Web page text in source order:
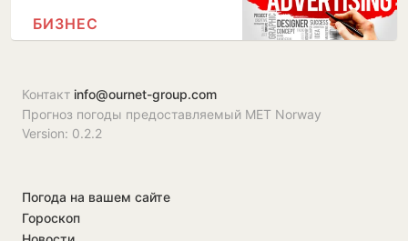
БИЗНЕС
Контакт info@ournet-group.com
Прогноз погоды предоставляемый MET Norway
Version: 0.2.2
Погода на вашем сайте
Гороскоп